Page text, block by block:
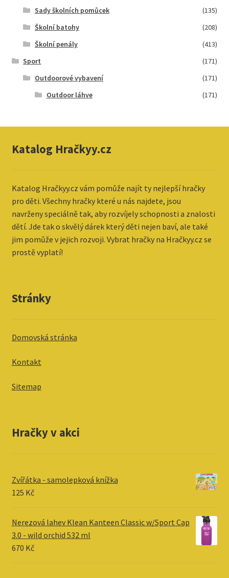
Sady školních pomůcek
(135)
Školní batohy
(208)
Školní penály
(413)
Sport
(171)
Outdoorové vybavení
(171)
Outdoor láhve
(171)
Katalog Hračkyy.cz
Katalog Hračkyy.cz vám pomůže najít ty nejlepší hračky
pro děti. Všechny hračky které u nás najdete, jsou
navrženy speciálně tak, aby rozvíjely schopnosti a znalosti
dětí. Jde tak o skvělý dárek který děti nejen baví, ale také
jim pomůže v jejich rozvoji. Vybrat hračky na Hračkyy.cz se
prostě vyplatí!
Stránky
Domovská stránka
Kontakt
Sitemap
Hračky v akci
Zvířátka - samolepková knížka
125 Kč
Nerezová lahev Klean Kanteen Classic w/Sport Cap
3.0 - wild orchid 532 ml
670 Kč